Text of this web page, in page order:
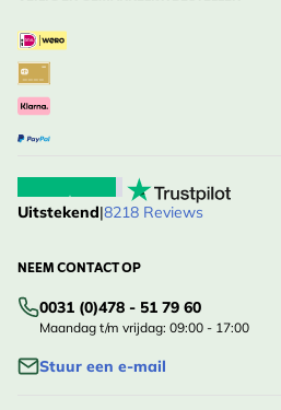
Uitstekend|8218 Reviews
NEEM CONTACT OP
0031 (0)478 - 51 79 60
Maandag t/m vrijdag: 09:00 - 17:00
Stuur een e-mail